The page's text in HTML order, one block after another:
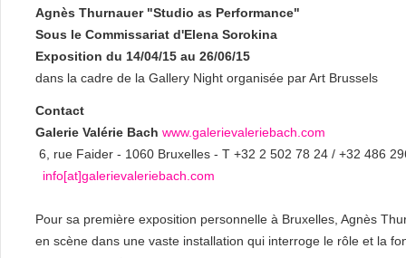
Agnès Thurnauer "Studio as Performance"
Sous le Commissariat d'Elena Sorokina
Exposition du 14/04/15 au 26/06/15
dans la cadre de la Gallery Night organisée par Art Brussels
Contact
Galerie Valérie Bach www.galerievaleriebach.com
6, rue Faider - 1060 Bruxelles - T +32 2 502 78 24 / +32 486
info[at]galerievaleriebach.com
Pour sa première exposition personnelle à Bruxelles, Agnès
en scène dans une vaste installation qui interroge le rôle et la